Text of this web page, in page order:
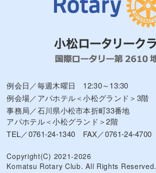
例会日／毎週木曜日 12:30～13:30
例会場／アパホテル＜小松グランド＞3階
事務局／石川県小松市本折町33番地
アパホテル＜小松グランド＞2階
TEL／0761-24-1340 FAX／0761-24-4700
Copyright(C) 2021-2026
Komatsu Rotary Club. All Rights Reserved.